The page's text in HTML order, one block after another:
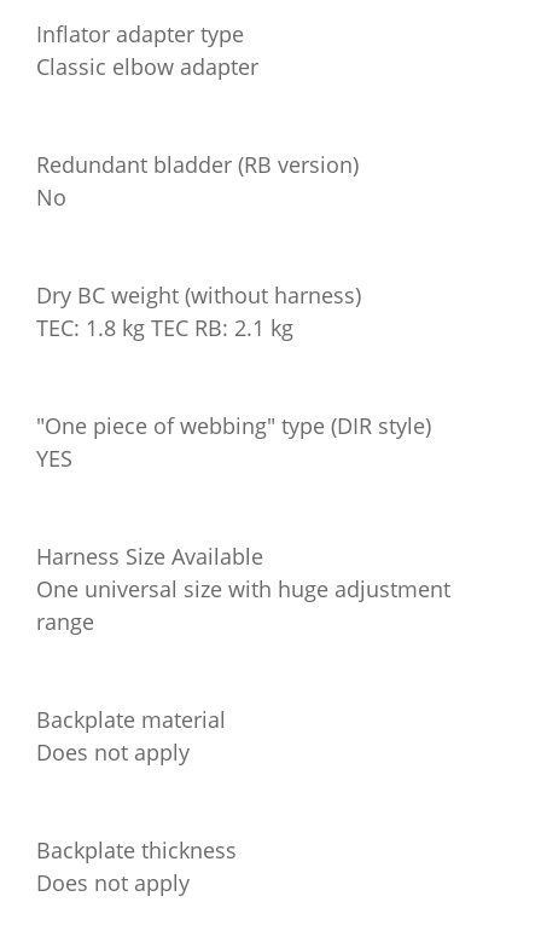
Inflator adapter type
Classic elbow adapter
Redundant bladder (RB version)
No
Dry BC weight (without harness)
TEC: 1.8 kg TEC RB: 2.1 kg
"One piece of webbing" type (DIR style)
YES
Harness Size Available
One universal size with huge adjustment
range
Backplate material
Does not apply
Backplate thickness
Does not apply